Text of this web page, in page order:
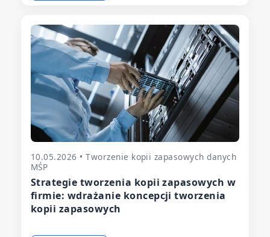
10.05.2026 • Tworzenie kopii zapasowych danych
MŚP
Strategie tworzenia kopii zapasowych w
firmie: wdrażanie koncepcji tworzenia
kopii zapasowych